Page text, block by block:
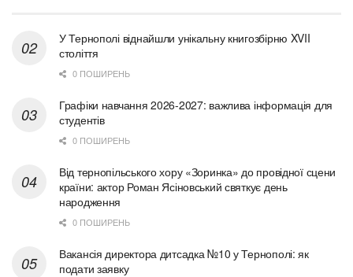
У Тернополі віднайшли унікальну книгозбірню XVII
століття
0 ПОШИРЕНЬ
Графіки навчання 2026-2027: важлива інформація для
студентів
0 ПОШИРЕНЬ
Від тернопільського хору «Зоринка» до провідної сцени
країни: актор Роман Ясіновський святкує день
народження
0 ПОШИРЕНЬ
Вакансія директора дитсадка №10 у Тернополі: як
подати заявку